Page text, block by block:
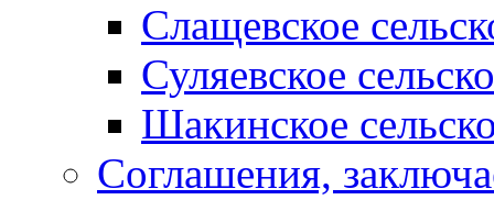
Слащевское
Суляевское
Шакинское
Соглашения,